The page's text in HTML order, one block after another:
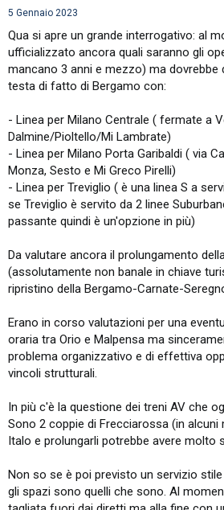
5 Gennaio 2023
Qua si apre un grande interrogativo: al
ufficializzato ancora quali saranno gli
mancano 3 anni e mezzo) ma dovrebbe
testa di fatto di Bergamo con:
- Linea per Milano Centrale ( fermate a
Dalmine/Pioltello/Mi Lambrate)
- Linea per Milano Porta Garibaldi ( via
Monza, Sesto e Mi Greco Pirelli)
- Linea per Treviglio ( è una linea S a
se Treviglio è servito da 2 linee
passante quindi è un'opzione in più)
Da valutare ancora il prolungamento
(assolutamente non banale in chiave
ripristino della Bergamo-Carnate-
Erano in corso valutazioni per una
oraria tra Orio e Malpensa ma
problema organizzativo e di effettiva
vincoli strutturali.
In più c'è la questione dei treni AV che
Sono 2 coppie di Frecciarossa (in alcuni
Italo e prolungarli potrebbe avere molto
Non so se è poi previsto un servizio
gli spazi sono quelli che sono. Al